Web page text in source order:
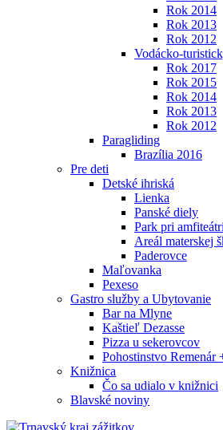
Rok 2014
Rok 2013
Rok 2012
Vodácko-
Rok 2017
Rok 2015
Rok 2014
Rok 2013
Rok 2012
Paragliding
Brazília 2016
Pre deti
Detské ihriská
Lienka
Panské diely
Park pri amfiteátri
Areál materskej
Paderovce
Maľovanka
Pexeso
Gastro služby a Ubytovanie
Bar na Mlyne
Kaštieľ Dezasse
Pizza u sekerovcov
Pohostinstvo Remenár
Knižnica
Čo sa udialo v knižnici
Blavské noviny